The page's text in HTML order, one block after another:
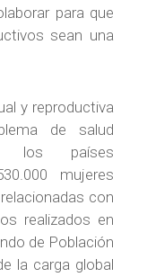
para que
sean una
y reproductiva
de salud
los países
mujeres
con
realizados en
de Población
la carga global